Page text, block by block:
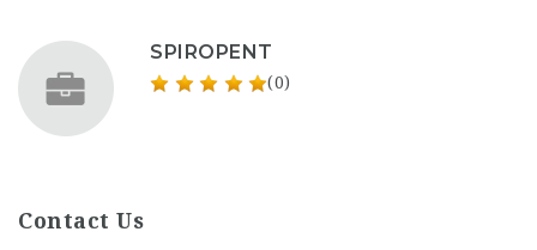
SPIROPENT
(0)
Contact Us